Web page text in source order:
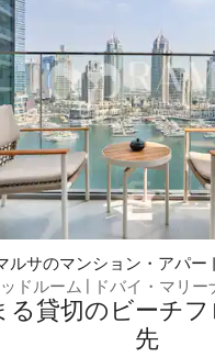
ルサのマンション・アパー
ドルーム | ドバイ・マリー
ティ・設備
る貸切のビーチ
先